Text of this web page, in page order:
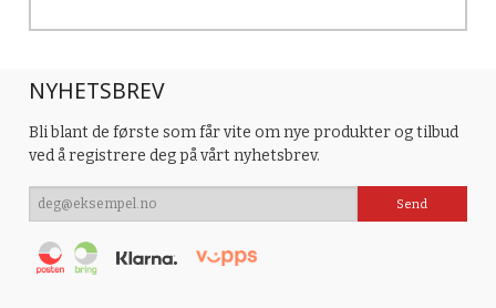
NYHETSBREV
Bli blant de første som får vite om nye produkter og tilbud
ved å registrere deg på vårt nyhetsbrev.